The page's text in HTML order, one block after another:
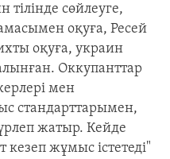
тілінде сөйлеуге,
оқуға, Ресей
оқуға, украин
Оккупанттар
мен
стандарттарымен,
жатыр. Кейде
жұмыс істетеді"